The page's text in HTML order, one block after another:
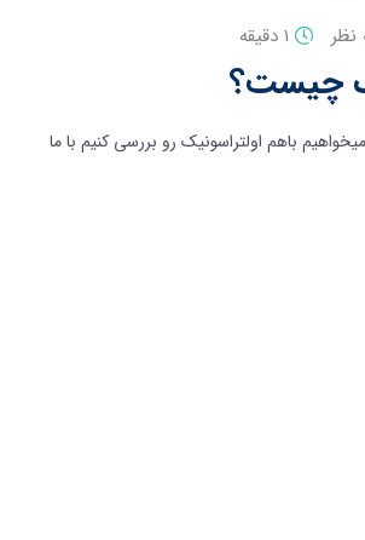
1 دقیقه
چیست؟
باهم اولتراسونیک رو بررسی کنیم با ما